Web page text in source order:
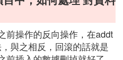
前操作的反向操作，在addt
與之相反，回滾的話就是